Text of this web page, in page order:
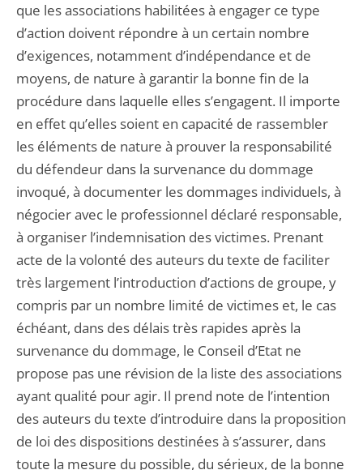
que les associations habilitées à engager ce type
d’action doivent répondre à un certain nombre
d’exigences, notamment d’indépendance et de
moyens, de nature à garantir la bonne fin de la
procédure dans laquelle elles s’engagent. Il importe
en effet qu’elles soient en capacité de rassembler
les éléments de nature à prouver la responsabilité
du défendeur dans la survenance du dommage
invoqué, à documenter les dommages individuels, à
négocier avec le professionnel déclaré responsable,
à organiser l’indemnisation des victimes. Prenant
acte de la volonté des auteurs du texte de faciliter
très largement l’introduction d’actions de groupe, y
compris par un nombre limité de victimes et, le cas
échéant, dans des délais très rapides après la
survenance du dommage, le Conseil d’Etat ne
propose pas une révision de la liste des associations
ayant qualité pour agir. Il prend note de l’intention
des auteurs du texte d’introduire dans la proposition
de loi des dispositions destinées à s’assurer, dans
toute la mesure du possible, du sérieux, de la bonne